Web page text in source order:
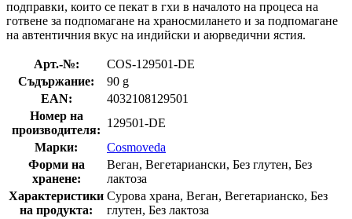
подправки, които се пекат в гхи в началото на процеса на
готвене за подпомагане на храносмилането и за подпомагане
на автентичния вкус на индийски и аюрведични ястия.
Арт.-№:
COS-129501-DE
Съдържание:
90 g
EAN:
4032108129501
Номер на
производителя:
129501-DE
Марки:
Cosmoveda
Форми на
хранене:
Веган, Вегетариански, Без глутен, Без
лактоза
Характеристики
на продукта:
Сурова храна, Веган, Вегетарианско, Без
глутен, Без лактоза